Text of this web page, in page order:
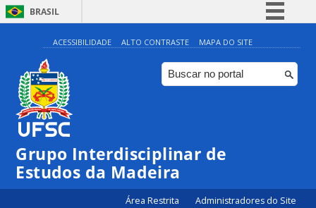
BRASIL
Simplifique!
Comunica BR
Participe
Canais
ACESSIBILIDADE ALTO CONTRASTE MAPA DO SITE
Grupo Interdisciplinar de
Estudos da Madeira
Área Restrita Administradores do Site